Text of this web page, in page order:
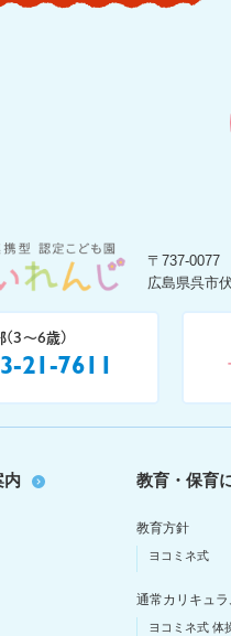
〒737-0077
広島県呉市
(3〜6歳)
21-7611
内 教育・保育
教育方針
ヨコミネ式
通常カリキュラ
ヨコミネ式 体